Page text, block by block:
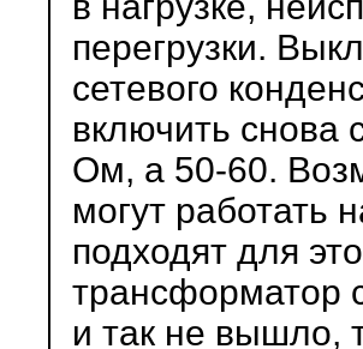
перегрузки.
сетевого
включить снова
Ом, а 50-60.
могут работать
подходят для
трансформатор
и так не вышло,